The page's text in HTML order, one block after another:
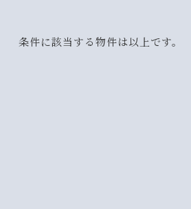
条件に該当する物件は以上です。